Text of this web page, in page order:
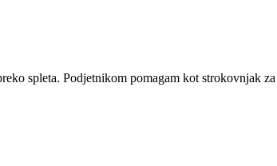
spleta. Podjetnikom pomagam kot strokovnjak